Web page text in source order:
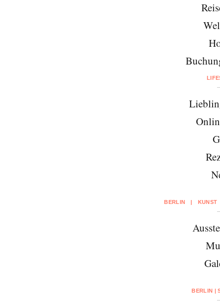
BERLIN KUNST
BERLIN |